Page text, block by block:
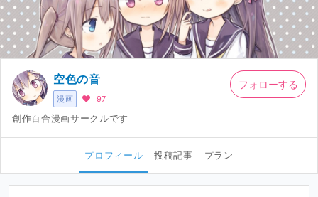
漫画
空色の音
97
創作百合漫画サークルです
フォローする
プロフィール 投稿記事 プラン